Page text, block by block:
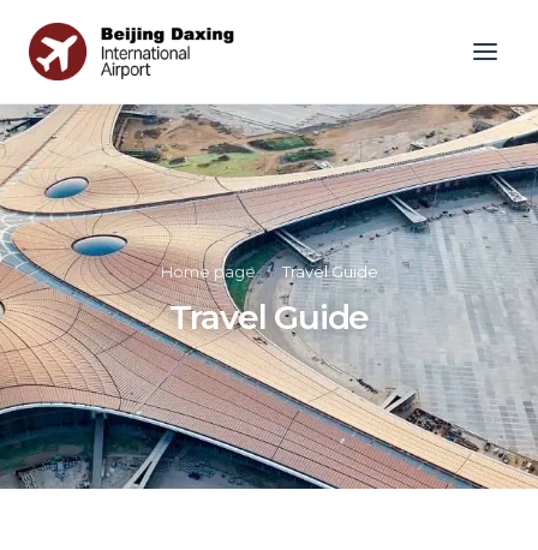
Home page » Travel Guide
Travel Guide